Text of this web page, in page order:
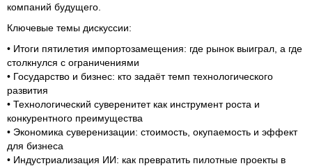
компаний будущего.
Ключевые темы дискуссии:
• Итоги пятилетия импортозамещения: где рынок выиграл, а где
столкнулся с ограничениями
• Государство и бизнес: кто задаёт темп технологического
развития
• Технологический суверенитет как инструмент роста и
конкурентного преимущества
• Экономика суверенизации: стоимость, окупаемость и эффект
для бизнеса
• Индустриализация ИИ: как превратить пилотные проекты в